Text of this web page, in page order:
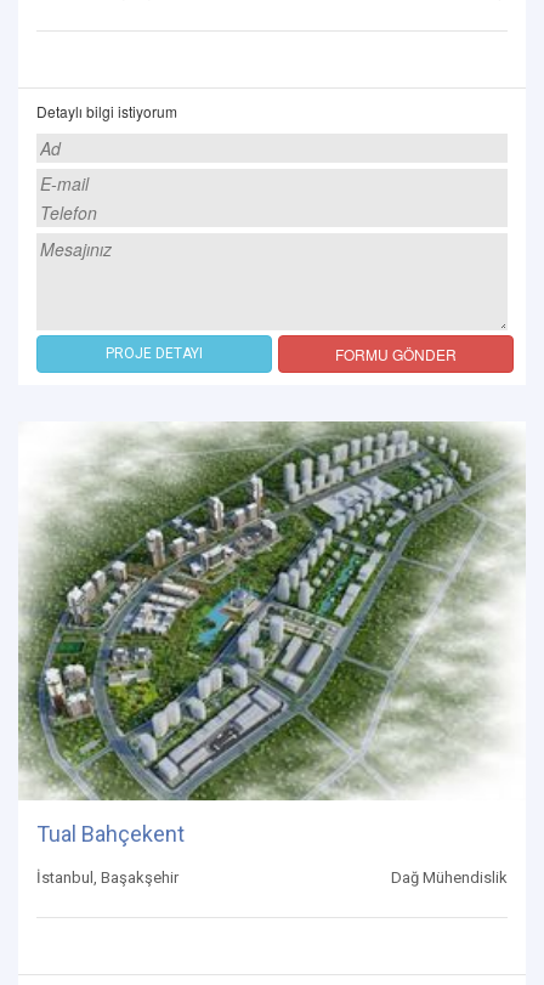
Detaylı bilgi istiyorum
PROJE DETAYI FORMU GÖNDER
Tual Bahçekent
İstanbul, Başakşehir Dağ Mühendislik